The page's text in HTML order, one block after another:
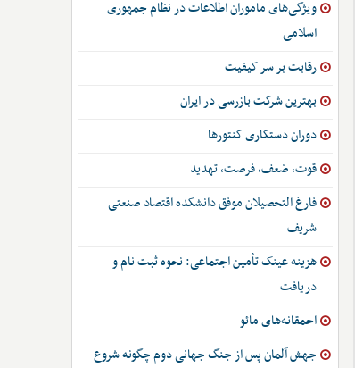
ویژگی‌های ماموران اطلاعات در نظام جمهوری
اسلامی
رقابت بر سر کیفیت
بهترین شرکت بازرسی در ایران
دوران دستکاری کنتورها
قوت، ضعف، فرصت، تهدید
فارغ التحصیلان موفق دانشکده اقتصاد صنعتی
شریف
هزینه عینک تأمین اجتماعی: نحوه ثبت نام و
دریافت
احمقانه‌های مائو
جهش آلمان پس از جنگ جهانی دوم چگونه شروع